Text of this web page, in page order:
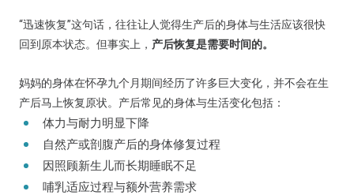
“迅速恢复”这句话，往往让人觉得生产后的身体与生活应该很快
回到原本状态。但事实上， 产后恢复是需要时间的。
妈妈的身体在怀孕九个月期间经历了许多巨大变化，并不会在生
产后马上恢复原状。产后常见的身体与生活变化包括：
体力与耐力明显下降
自然产或剖腹产后的身体修复过程
因照顾新生儿而长期睡眠不足
哺乳适应过程与额外营养需求